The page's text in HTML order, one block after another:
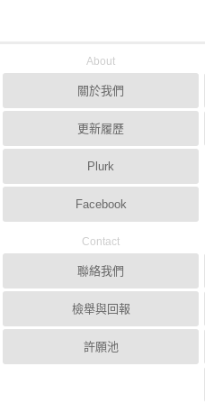
About
關於我們
更新履歷
Plurk
Facebook
Contact
聯絡我們
檢舉與回報
許願池